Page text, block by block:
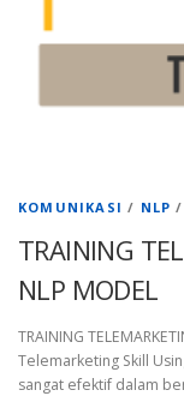
KOMUNIKASI / NLP /
TRAINING
NLP MODEL
TRAINING
Telemarketing Skill
sangat efektif dalam